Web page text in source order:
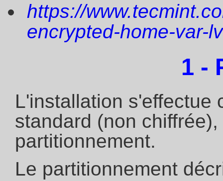
https://
encrypted-home-var-
1 -
L'installation s'effectue
standard (non
partitionnement.
Le partitionnement